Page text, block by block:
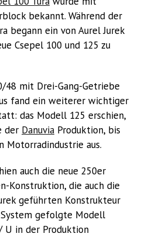
bekannt. Während der
begann ein von Aurel Jurek
Csepel 100 und 125 zu
48 mit Drei-Gang-Getriebe
fand ein weiterer wichtiger
das Modell 125 erschien,
der Danuvia Produktion, bis
Motorradindustrie aus.
auch die neue 250er
Konstruktion, die auch die
geführten Konstrukteur
System gefolgte Modell
U in der Produktion